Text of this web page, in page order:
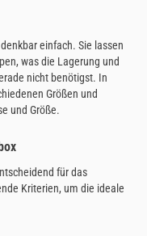
einfach. Sie lassen
was die Lagerung und
nicht benötigst. In
Größen und
und Größe.
für das
Kriterien, um die ideale